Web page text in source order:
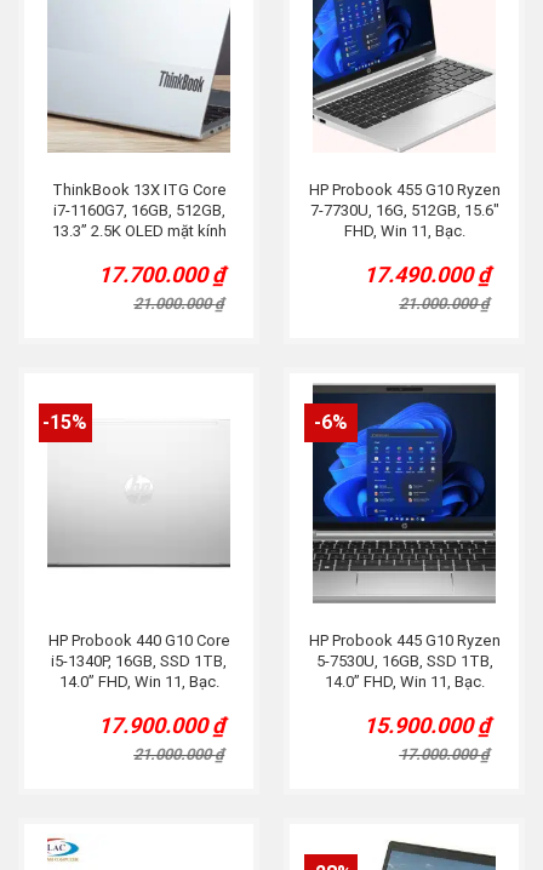
ThinkBook 13X ITG Core
i7-1160G7, 16GB, 512GB,
13.3” 2.5K OLED mặt kính
21.000.000₫
Original
price
was:
17.700.000₫
Current
price
is:
HP Probook 455 G10 Ryzen
7-7730U, 16G, 512GB, 15.6″
FHD, Win 11, Bạc.
21.000.000₫
Original
price
was:
17.490.000₫
Current
price
is:
-15%
HP Probook 440 G10 Core
i5-1340P, 16GB, SSD 1TB,
14.0” FHD, Win 11, Bạc.
21.000.000₫
Original
price
was:
17.900.000₫
Current
price
is:
-6%
HP Probook 445 G10 Ryzen
5-7530U, 16GB, SSD 1TB,
14.0” FHD, Win 11, Bạc.
17.000.000₫
Original
price
was:
15.900.000₫
Current
price
is: